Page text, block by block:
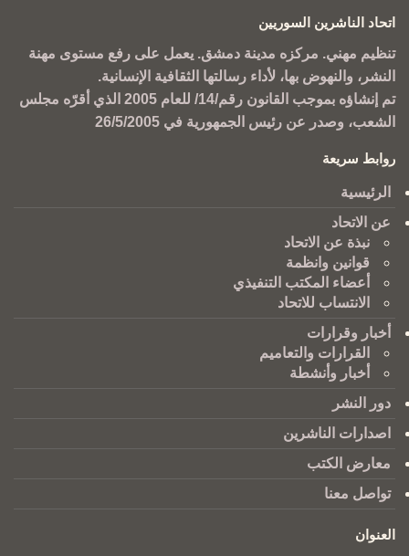
اتحاد الناشرين السوريين
تنظيم مهني. مركزه مدينة دمشق. يعمل على رفع مستوى مهنة
النشر، والنهوض بها، لأداء رسالتها الثقافية الإنسانية.
تم إنشاؤه بموجب القانون رقم/14/ للعام 2005 الذي أقرّه مجلس
الشعب، وصدر عن رئيس الجمهورية في 26/5/2005
روابط سريعة
الرئيسية
عن الاتحاد
نبذة عن الاتحاد
قوانين وانظمة
أعضاء المكتب التنفيذي
الانتساب للاتحاد
أخبار وقرارات
القرارات والتعاميم
أخبار وأنشطة
دور النشر
اصدارات الناشرين
معارض الكتب
تواصل معنا
العنوان